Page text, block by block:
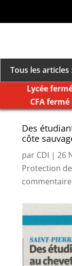
Tous les articles
un millésime des
Lycée
CFA
Des
côte
par CDI | 26
Protection